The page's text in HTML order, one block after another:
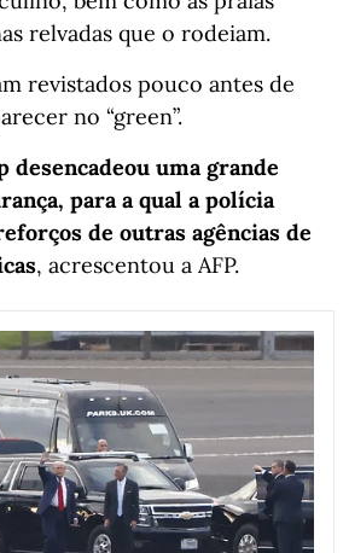
relvadas que o rodeiam.
revistados pouco antes de
no “green”.
uma grande
para a qual a polícia
de outras agências de
, acrescentou a AFP.